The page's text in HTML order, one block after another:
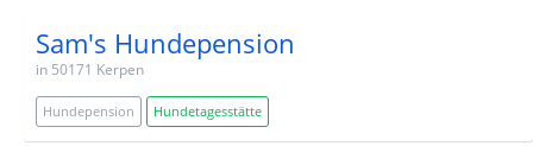
Sam's Hundepension
in 50171 Kerpen
Hundepension Hundetagesstätte